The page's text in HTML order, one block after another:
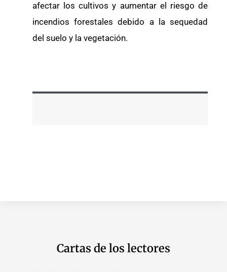
afectar los cultivos y aumentar el riesgo de
incendios forestales debido a la sequedad
del suelo y la vegetación.
Cartas de los lectores